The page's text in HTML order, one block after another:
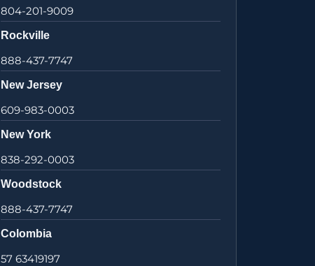
804-201-9009
Rockville
888-437-7747
New Jersey
609-983-0003
New York
838-292-0003
Woodstock
888-437-7747
Colombia
57 63419197